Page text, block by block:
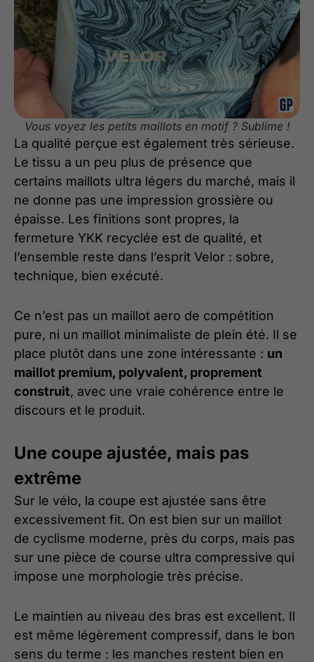
Vous voyez les petits maillots en motif ? Sublime !
La qualité perçue est également très sérieuse.
Le tissu a un peu plus de présence que
certains maillots ultra légers du marché, mais il
ne donne pas une impression grossière ou
épaisse. Les finitions sont propres, la
fermeture YKK recyclée est de qualité, et
l’ensemble reste dans l’esprit Velor : sobre,
technique, bien exécuté.
Ce n’est pas un maillot aero de compétition
pure, ni un maillot minimaliste de plein été. Il se
place plutôt dans une zone intéressante : un
maillot premium, polyvalent, proprement
construit, avec une vraie cohérence entre le
discours et le produit.
Une coupe ajustée, mais pas
extrême
Sur le vélo, la coupe est ajustée sans être
excessivement fit. On est bien sur un maillot
de cyclisme moderne, près du corps, mais pas
sur une pièce de course ultra compressive qui
impose une morphologie très précise.
Le maintien au niveau des bras est excellent. Il
est même légèrement compressif, dans le bon
sens du terme : les manches restent bien en